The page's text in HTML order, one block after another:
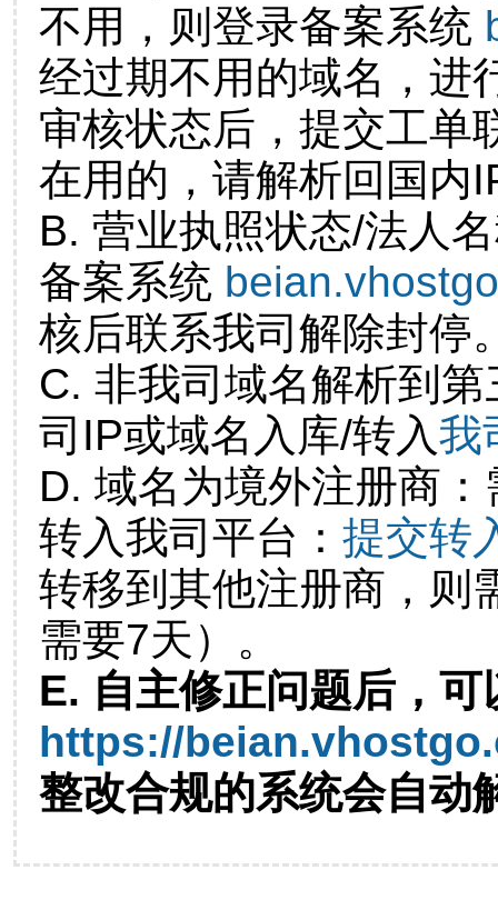
不用，则登录备案系统
经过期不用的域名，进
审核状态后，提交工单
在用的，请解析回国内
B. 营业执照状态/法人
备案系统
核后联系我司解除封停
C. 非我司域名解析到
司IP或域名入库/转入我
D. 域名为境外注册商
转入我司平台： 提交转
转移到其他注册商，则
需要7天）。
E. 自主修正问题后，可
https://
整改合规的系统会自动